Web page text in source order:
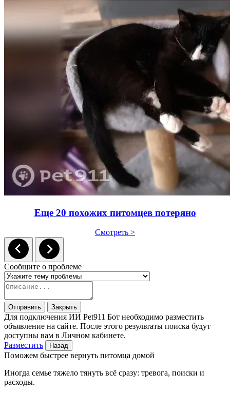
Еще 20 похожих питомцев потеряно
Смотреть >
Сообщите о проблеме
Отправить Закрыть
Для подключения ИИ Pet911 Бот необходимо разместить
объявление на сайте. После этого результаты поиска будут
доступны вам в Личном кабинете.
Разместить
Назад
Поможем быстрее вернуть питомца домой
Иногда семье тяжело тянуть всё сразу: тревога, поиски и
расходы.